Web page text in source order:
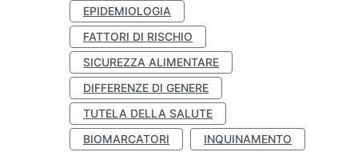
EPIDEMIOLOGIA
FATTORI DI RISCHIO
SICUREZZA ALIMENTARE
DIFFERENZE DI GENERE
TUTELA DELLA SALUTE
BIOMARCATORI
INQUINAMENTO